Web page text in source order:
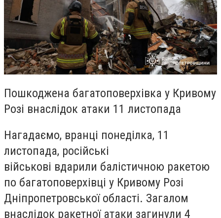
Пошкоджена багатоповерхівка у Кривому
Розі внаслідок атаки 11 листопада
Нагадаємо, вранці понеділка, 11
листопада, російські
військові вдарили балістичною ракетою
по багатоповерхівці у Кривому Розі
Дніпропетровської області. Загалом
внаслідок ракетної атаки загинули 4